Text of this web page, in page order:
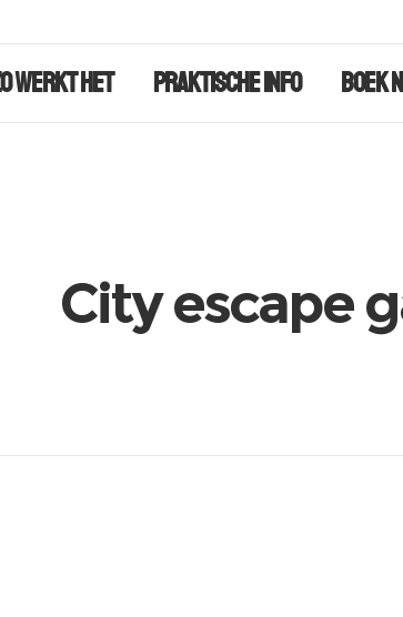
werkt het Praktische info Boek
City escape